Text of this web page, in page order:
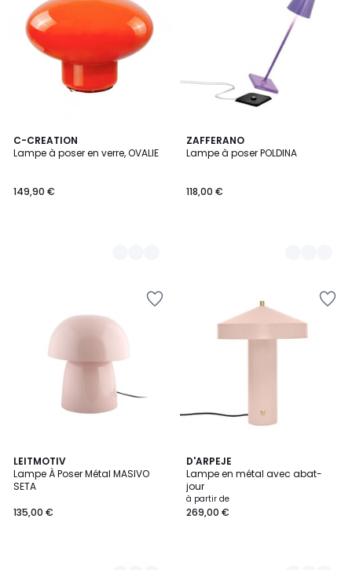
C-CREATION
Lampe à poser en verre, OVALIE
149,90 €
3
Couleurs
ZAFFERANO
Lampe à poser POLDINA
118,00 €
12
Couleurs
LEITMOTIV
Lampe À Poser Métal MASIVO
SETA
135,00 €
4
Couleurs
D'ARPEJE
Lampe en métal avec abat-
jour
à partir de
269,00 €
5
Couleurs